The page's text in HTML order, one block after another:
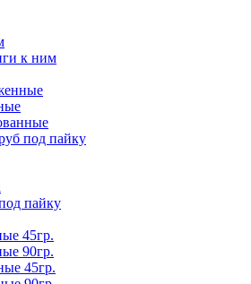
к ним
под пайку
пайку
45гр.
90гр.
45гр.